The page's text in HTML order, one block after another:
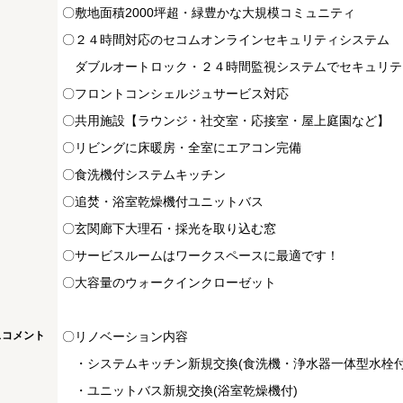
メント
〇敷地面積2000坪超・緑豊かな大規模コミュニティ
〇２４時間対応のセコムオンラインセキュリティシステム
ダブルオートロック・２４時間監視システムでセキュリ
〇フロントコンシェルジュサービス対応
〇共用施設【ラウンジ・社交室・応接室・屋上庭園など】
〇リビングに床暖房・全室にエアコン完備
〇食洗機付システムキッチン
〇追焚・浴室乾燥機付ユニットバス
〇玄関廊下大理石・採光を取り込む窓
〇サービスルームはワークスペースに最適です！
〇大容量のウォークインクローゼット
〇リノベーション内容
・システムキッチン新規交換(食洗機・浄水器一体型水栓
・ユニットバス新規交換(浴室乾燥機付)